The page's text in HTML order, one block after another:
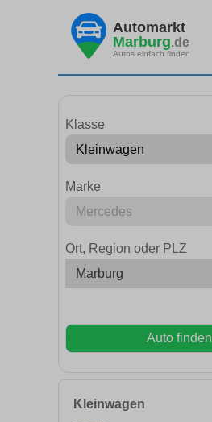
Automarkt
Marburg.de
Autos einfach finden
Klasse
Marke
Ort, Region oder PLZ
Auto finden
Kleinwagen